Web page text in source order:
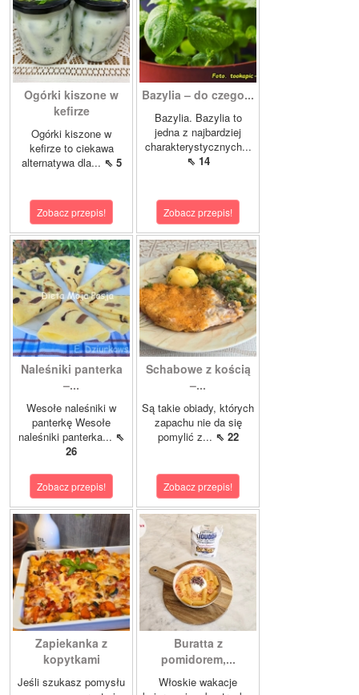
Ogórki kiszone w
kefirze
Ogórki kiszone w
kefirze to ciekawa
alternatywa dla... ⇖ 5
Zobacz przepis!
Bazylia – do czego...
Bazylia. Bazylia to
jedna z najbardziej
charakterystycznych...
⇖ 14
Zobacz przepis!
Naleśniki panterka
–...
Wesołe naleśniki w
panterkę Wesołe
naleśniki panterka... ⇖
26
Zobacz przepis!
Schabowe z kością
–...
Są takie obiady, których
zapachu nie da się
pomylić z... ⇖ 22
Zobacz przepis!
Zapiekanka z
kopytkami
Jeśli szukasz pomysłu
Buratta z
pomidorem,...
Włoskie wakacje